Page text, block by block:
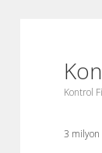
Kontrol
3 milyon